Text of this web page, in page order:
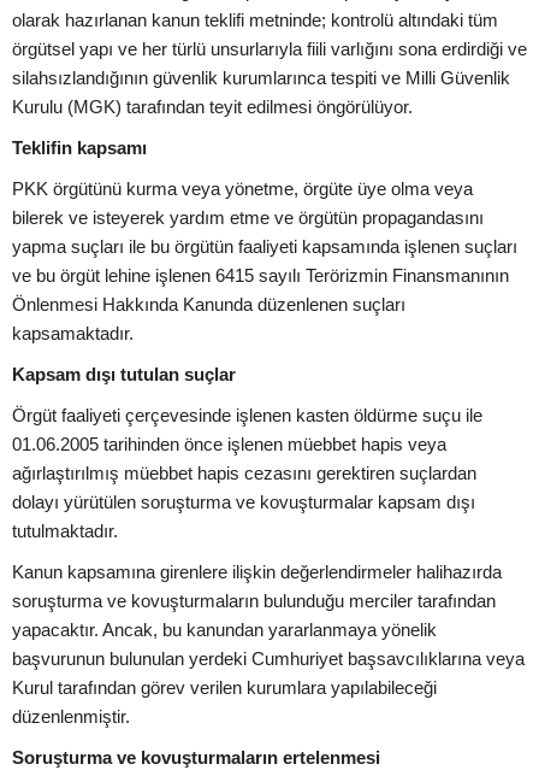
olarak hazırlanan kanun teklifi metninde; kontrolü altındaki tüm
örgütsel yapı ve her türlü unsurlarıyla fiili varlığını sona erdirdiği ve
silahsızlandığının güvenlik kurumlarınca tespiti ve Milli Güvenlik
Kurulu (MGK) tarafından teyit edilmesi öngörülüyor.
Teklifin kapsamı
PKK örgütünü kurma veya yönetme, örgüte üye olma veya
bilerek ve isteyerek yardım etme ve örgütün propagandasını
yapma suçları ile bu örgütün faaliyeti kapsamında işlenen suçları
ve bu örgüt lehine işlenen 6415 sayılı Terörizmin Finansmanının
Önlenmesi Hakkında Kanunda düzenlenen suçları
kapsamaktadır.
Kapsam dışı tutulan suçlar
Örgüt faaliyeti çerçevesinde işlenen kasten öldürme suçu ile
01.06.2005 tarihinden önce işlenen müebbet hapis veya
ağırlaştırılmış müebbet hapis cezasını gerektiren suçlardan
dolayı yürütülen soruşturma ve kovuşturmalar kapsam dışı
tutulmaktadır.
Kanun kapsamına girenlere ilişkin değerlendirmeler halihazırda
soruşturma ve kovuşturmaların bulunduğu merciler tarafından
yapacaktır. Ancak, bu kanundan yararlanmaya yönelik
başvurunun bulunulan yerdeki Cumhuriyet başsavcılıklarına veya
Kurul tarafından görev verilen kurumlara yapılabileceği
düzenlenmiştir.
Soruşturma ve kovuşturmaların ertelenmesi